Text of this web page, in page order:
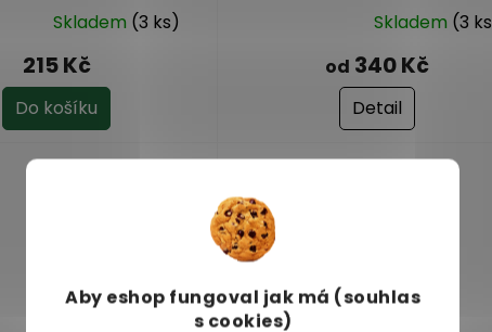
Aby eshop fungoval jak má (souhlas
s cookies)
Skladem (3 ks)
215 Kč
Do košíku
hvězdiček.
Skladem (3
od 340 Kč
Detail